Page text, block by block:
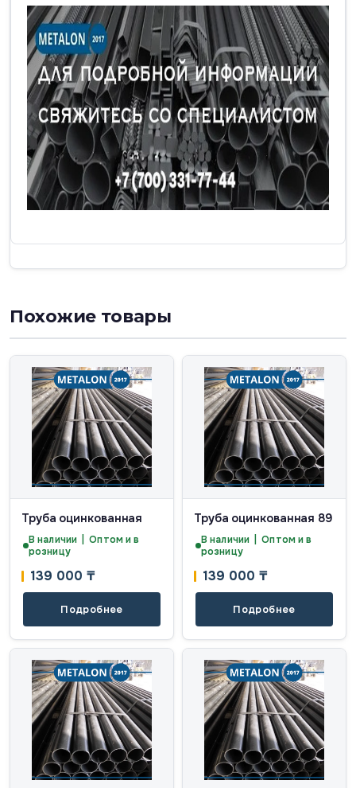
Похожие товары
Труба оцинкованная
В наличии | Оптом и в
розницу
139 000 ₸
Подробнее
Труба оцинкованная 89
В наличии | Оптом и в
розницу
139 000 ₸
Подробнее